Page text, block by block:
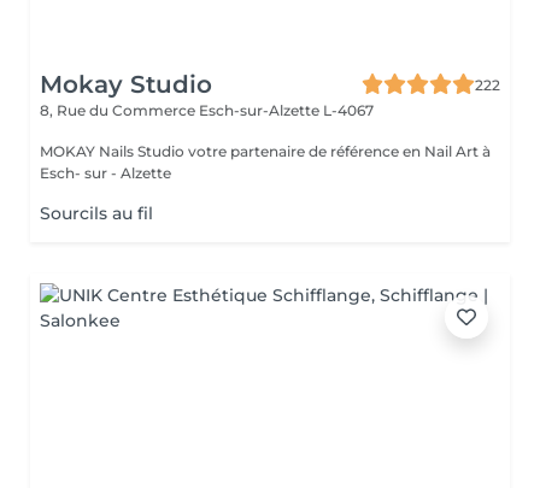
Mokay Studio
222
8, Rue du Commerce Esch-sur-Alzette L-4067
MOKAY Nails Studio votre partenaire de référence en Nail Art à
Esch- sur - Alzette
Sourcils au fil